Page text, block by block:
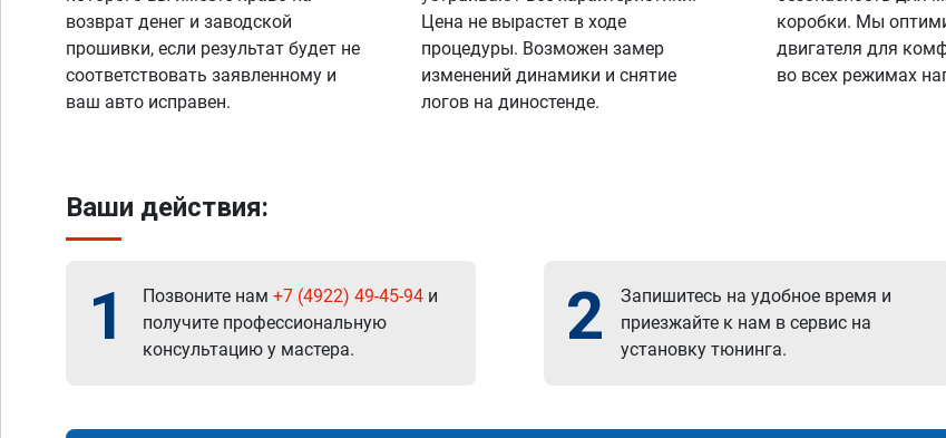
возврат денег и заводской
прошивки, если результат будет не
соответствовать заявленному и
ваш авто исправен.
Цена не вырастет в ходе
процедуры. Возможен замер
изменений динамики и снятие
логов на диностенде.
коробки. Мы
двигателя для
во всех режимах
Ваши действия:
1 Позвоните нам +7 (4922) 49-45-94 и
получите профессиональную
консультацию у мастера.
2
Запишитесь на удобное время и
приезжайте к нам в сервис на
установку тюнинга.